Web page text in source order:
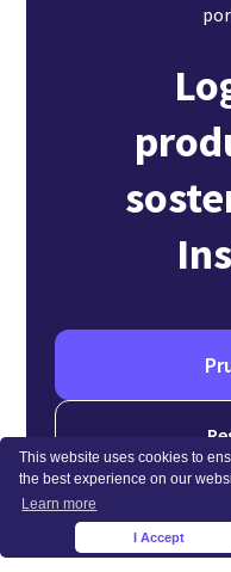
This website uses cookies to
the best experience on our
Learn more
I Accept
No se